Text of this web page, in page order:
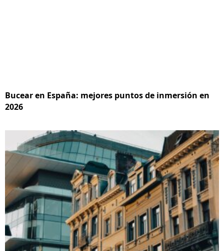
Bucear en España: mejores puntos de inmersión en
2026